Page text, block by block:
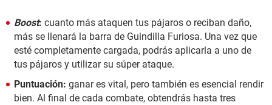
Boost: cuanto más ataquen tus pájaros o reciban daño,
más se llenará la barra de Guindilla Furiosa. Una vez que
esté completamente cargada, podrás aplicarla a uno de
tus pájaros y utilizar su súper ataque.
Puntuación: ganar es vital, pero también es esencial rendir
bien. Al final de cada combate, obtendrás hasta tres